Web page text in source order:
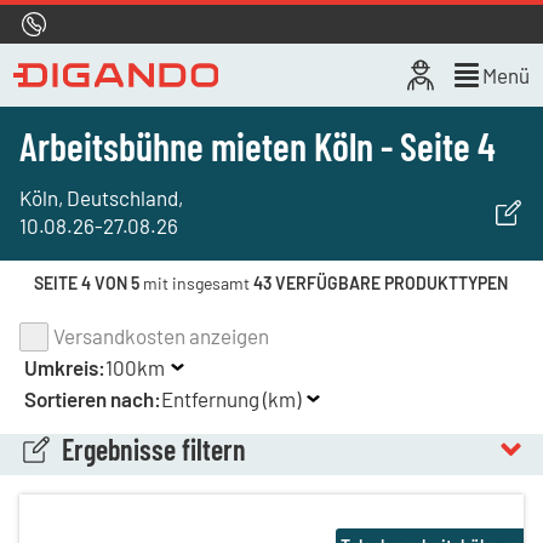
Menü
Arbeitsbühne mieten Köln - Seite 4
Köln, Deutschland,
10.08.26-27.08.26
SEITE 4 VON 5 mit insgesamt43 VERFÜGBARE PRODUKTTYPEN
Ergebnisse filtern
Versandkosten anzeigen
Umkreis:100km
Sortieren nach:Entfernung (km)